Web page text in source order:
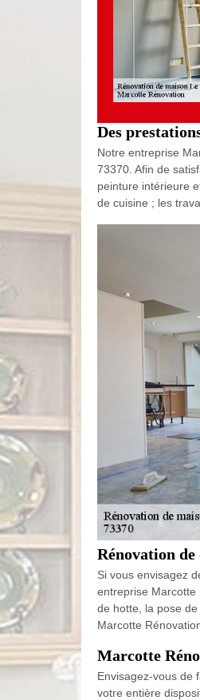
Des
Notre entreprise
73370. Afin de
peinture intérieure
de cuisine ; les
Rénovation
Si vous envisagez
entreprise Marcotte
de hotte, la pose
Marcotte
Marcotte
Envisagez-vous de
votre entière